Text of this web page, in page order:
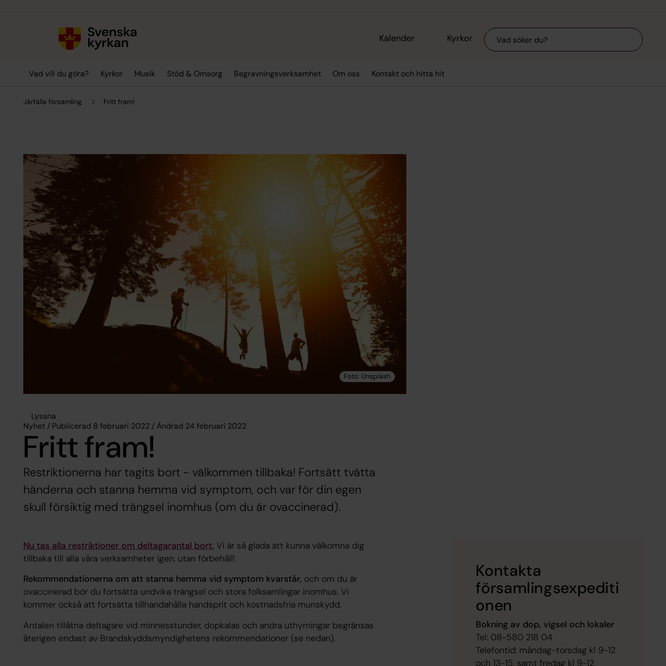
Kalender Kyrkor Sök
Vad vill du göra? Kyrkor Musik Stöd & Omsorg Begravningsverksamhet Om oss Kontakt och hitta hit
Järfälla församling Fritt fram!
Lyssna
Nyhet / Publicerad 8 februari 2022 / Ändrad 24 februari 2022
Fritt fram!
Restriktionerna har tagits bort - välkommen tillbaka! Fortsätt tvätta
händerna och stanna hemma vid symptom, och var för din egen
skull försiktig med trängsel inomhus (om du är ovaccinerad).
Nu tas alla restriktioner om deltagarantal bort. Vi är så glada att kunna välkomna dig
tillbaka till alla våra verksamheter igen, utan förbehåll!
Rekommendationerna om att stanna hemma vid symptom kvarstår, och om du är
ovaccinerad bör du fortsätta undvika trängsel och stora folksamlingar inomhus. Vi
kommer också att fortsätta tillhandahålla handsprit och kostnadsfria munskydd.
Antalen tillåtna deltagare vid minnesstunder, dopkalas och andra uthyrningar begränsas
återigen endast av Brandskyddsmyndighetens rekommendationer (se nedan).
Kontakta
församlingsexpediti
onen
Bokning av dop, vigsel och lokaler
Tel: 08-580 218 04
Telefontid: måndag-torsdag kl 9-12
och 13-15, samt fredag kl 9-12